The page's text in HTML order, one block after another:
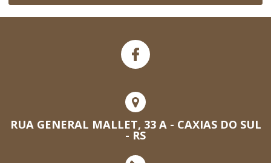
RUA GENERAL MALLET, 33 A - CAXIAS DO SUL
- RS